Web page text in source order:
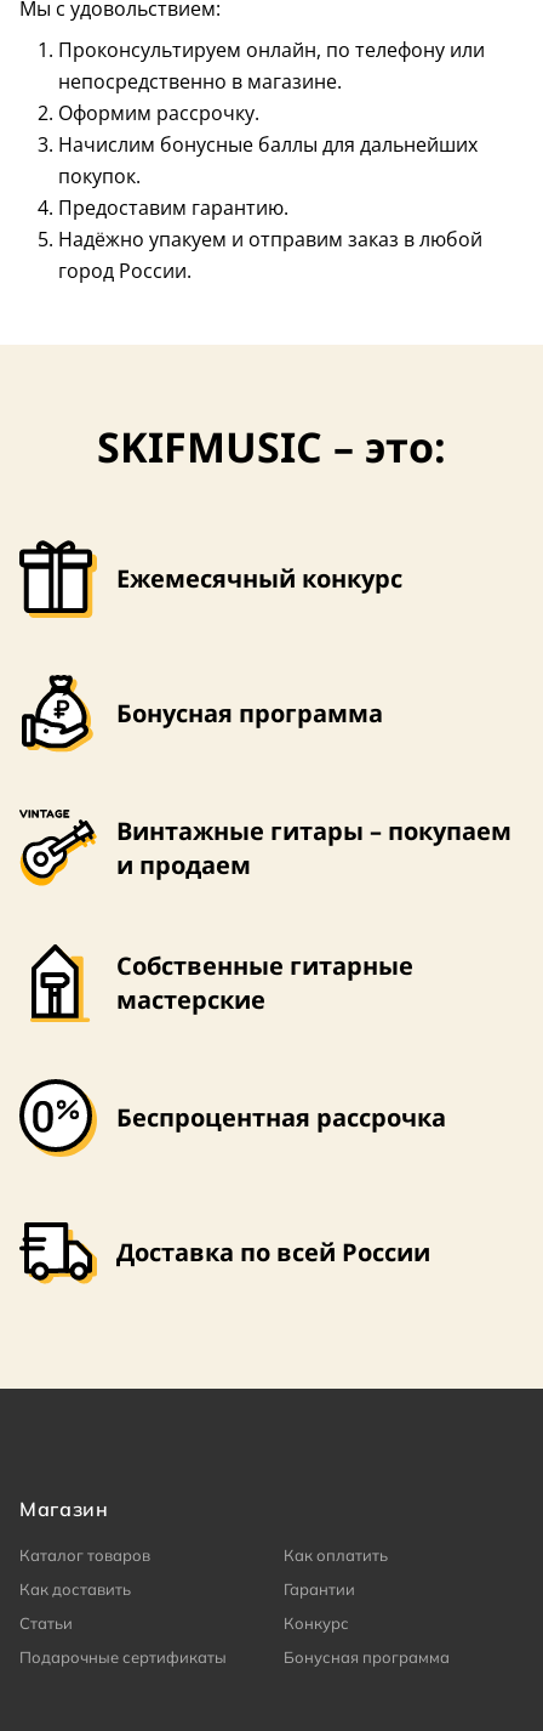
Мы с удовольствием:
Проконсультируем онлайн, по телефону или
непосредственно в магазине.
Оформим рассрочку.
Начислим бонусные баллы для дальнейших
покупок.
Предоставим гарантию.
Надёжно упакуем и отправим заказ в любой
город России.
SKIFMUSIC – это:
Ежемесячный конкурс
Бонусная программа
Винтажные гитары – покупаем
и продаем
Собственные гитарные
мастерские
Беспроцентная рассрочка
Доставка по всей России
Магазин
Каталог товаров
Как оплатить
Как доставить
Гарантии
Статьи
Конкурс
Подарочные сертификаты
Бонусная программа